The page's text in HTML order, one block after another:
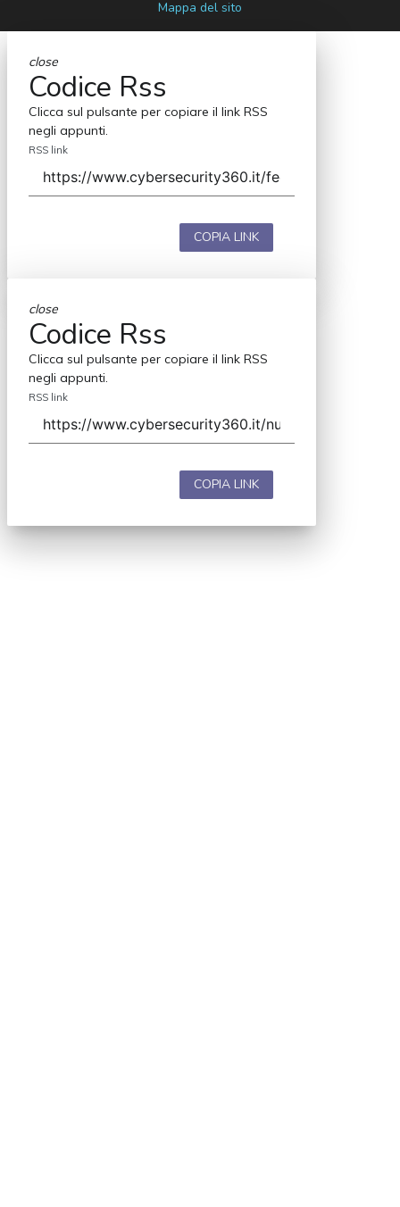
Mappa del sito
close
Codice Rss
Clicca sul pulsante per copiare il link RSS
negli appunti.
RSS link
COPIA LINK
close
Codice Rss
Clicca sul pulsante per copiare il link RSS
negli appunti.
RSS link
COPIA LINK